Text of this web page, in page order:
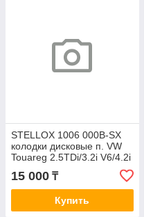
STELLOX 1006 000B-SX
колодки дисковые п. VW
Touareg 2.5TDi/3.2i V6/4.2i
SP2197
15 000 ₸
Купить